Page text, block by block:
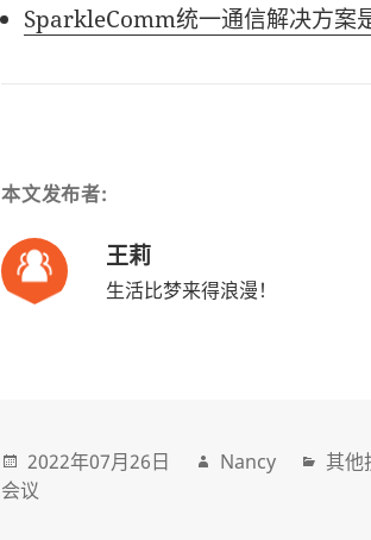
SparkleComm统一通信解决方案
本文发布者:
王莉
生活比梦来得浪漫！
2022年07月26日 Nancy 其他
会议